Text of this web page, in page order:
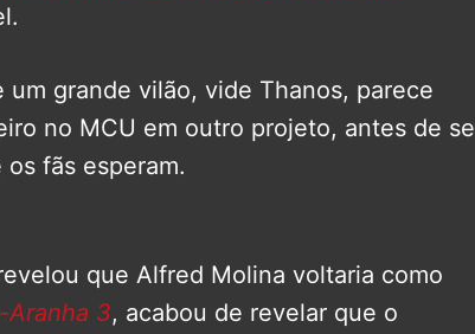
grande vilão, vide Thanos, parece
no MCU em outro projeto, antes de se
fãs esperam.
que Alfred Molina voltaria como
Aranha 3, acabou de revelar que o